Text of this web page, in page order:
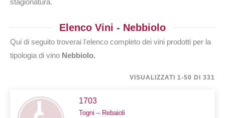
stagionatura.
Elenco Vini - Nebbiolo
Qui di seguito troverai l'elenco completo dei vini prodotti per la
tipologia di vino Nebbiolo.
VISUALIZZATI 1-50 DI 331
1703
Togni – Rebaioli